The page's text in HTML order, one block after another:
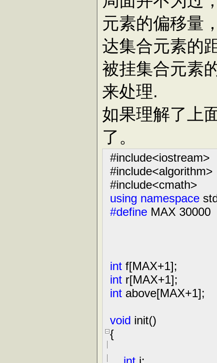
元素的偏移量
达集合元素的
被挂集合元素
来处理.
如果理解了上
了。
#include<iostream>
#include<algorithm>
#include<cmath>
using namespace
#define MAX 30000
int f[MAX+1];
int r[MAX+1];
int above[MAX+1];
void init()
{